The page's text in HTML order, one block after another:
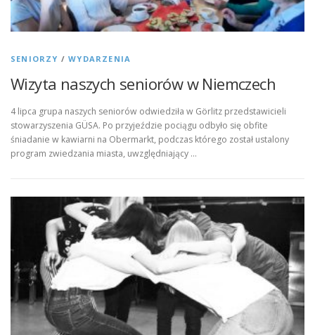
SENIORZY /WYDARZENIA
Wizyta naszych seniorów w Niemczech
4 lipca grupa naszych seniorów odwiedziła w Görlitz przedstawicieli
stowarzyszenia GÜSA. Po przyjeździe pociągu odbyło się obfite
śniadanie w kawiarni na Obermarkt, podczas którego został ustalony
program zwiedzania miasta, uwzględniający …